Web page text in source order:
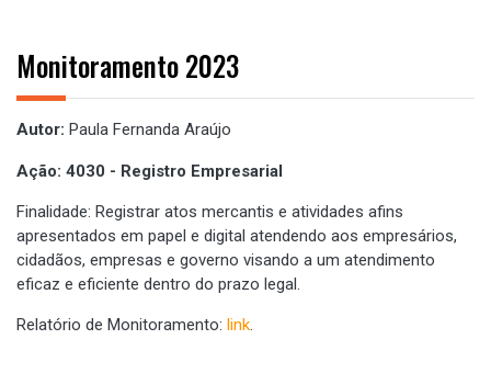
Monitoramento 2023
Autor: Paula Fernanda Araújo
Ação: 4030 - Registro Empresarial
Finalidade: Registrar atos mercantis e atividades afins
apresentados em papel e digital atendendo aos empresários,
cidadãos, empresas e governo visando a um atendimento
eficaz e eficiente dentro do prazo legal.
Relatório de Monitoramento: link.